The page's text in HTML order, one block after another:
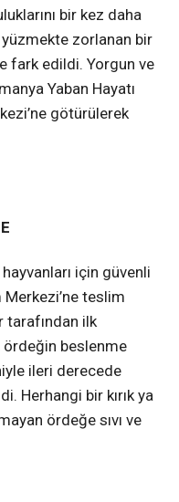
bir kez daha
zorlanan bir
fark edildi. Yorgun ve
Yaban Hayatı
götürülerek
için güvenli
Merkezi’ne teslim
tarafından ilk
ördeğin beslenme
ileri derecede
Herhangi bir kırık ya
ördeğe sıvı ve